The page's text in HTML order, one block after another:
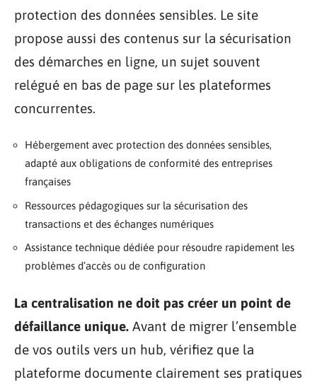
protection des données sensibles. Le site
propose aussi des contenus sur la sécurisation
des démarches en ligne, un sujet souvent
relégué en bas de page sur les plateformes
concurrentes.
Hébergement avec protection des données sensibles,
adapté aux obligations de conformité des entreprises
françaises
Ressources pédagogiques sur la sécurisation des
transactions et des échanges numériques
Assistance technique dédiée pour résoudre rapidement les
problèmes d’accès ou de configuration
La centralisation ne doit pas créer un point de
défaillance unique. Avant de migrer l’ensemble
de vos outils vers un hub, vérifiez que la
plateforme documente clairement ses pratiques